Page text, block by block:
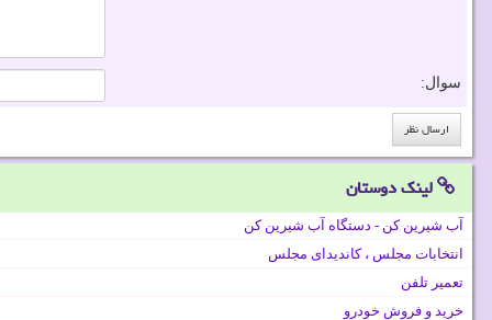
سوال:
لینک دوستان
آب شیرین کن - دستگاه آب شیرین کن
انتخابات مجلس ، کاندیدای مجلس
تعمیر تلفن
خرید و فروش خودرو